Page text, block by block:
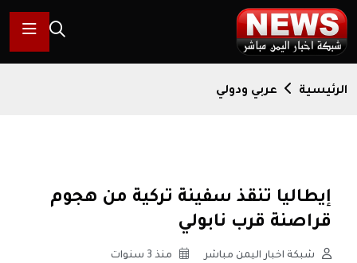
الرئيسية عربي ودولي
إيطاليا تنقذ سفينة تركية من هجوم
قراصنة قرب نابولي
شبكة اخبار اليمن مباشر
منذ 3 سنوات